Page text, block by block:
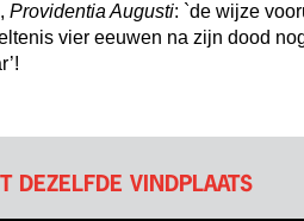
Providentia Augusti: `de wijze
vier eeuwen na zijn dood
DEZELFDE VINDPLAATS